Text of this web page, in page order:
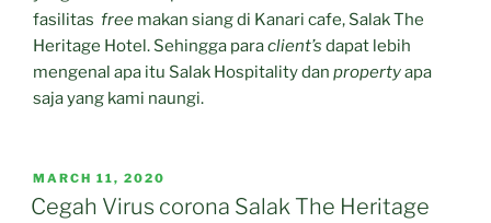
fasilitas free makan siang di Kanari cafe, Salak The
Heritage Hotel. Sehingga paraclient’s dapat lebih
mengenal apa itu Salak Hospitality dan propertyapa
saja yang kami naungi.
POSTED
ON
MARCH 11, 2020
Cegah Virus corona Salak The Heritage